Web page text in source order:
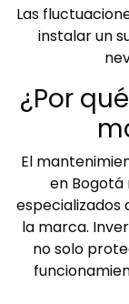
Las
instalar un
¿Por
El
en
especializados
la marca.
no solo